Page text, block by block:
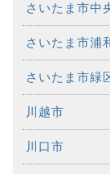
さいたま市中
さいたま市浦
さいたま市緑
川越市
川口市